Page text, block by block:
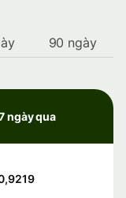
90 ngày
ngày qua